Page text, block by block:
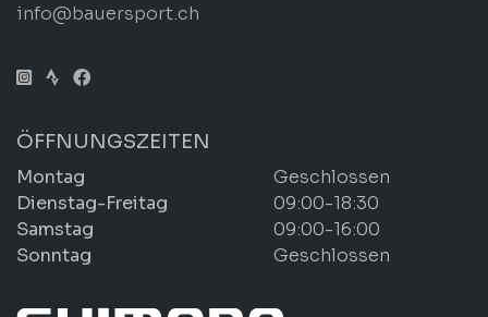
info@bauersport.ch
ÖFFNUNGSZEITEN
Montag
Geschlossen
Dienstag-Freitag
09:00-18:30
Samstag
09:00-16:00
Sonntag
Geschlossen